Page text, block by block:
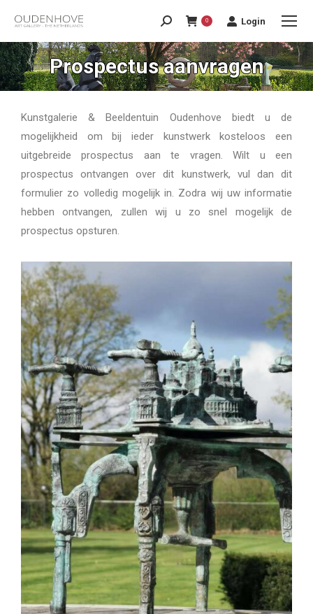
0 Login
Prospectus aanvragen
Kunstgalerie & Beeldentuin Oudenhove biedt u de
mogelijkheid om bij ieder kunstwerk kosteloos een
uitgebreide prospectus aan te vragen. Wilt u een
prospectus ontvangen over dit kunstwerk, vul dan dit
formulier zo volledig mogelijk in. Zodra wij uw informatie
hebben ontvangen, zullen wij u zo snel mogelijk de
prospectus opsturen.